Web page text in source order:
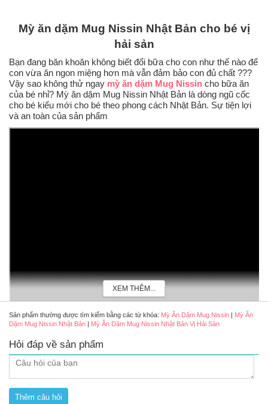
Mỳ ăn dặm Mug Nissin Nhật Bản cho bé vị
hải sản
Bạn đang băn khoăn không biết đổi bữa cho con như thế nào để
con vừa ăn ngon miệng hơn mà vẫn đảm bảo con đủ chất ???
Vậy sao không thử ngay mỳ ăn dặm Mug Nissin cho bữa ăn
của bé nhỉ? Mỳ ăn dặm Mug Nissin Nhật Bản là dòng ngũ cốc
cho bé kiểu mới cho bé theo phong cách Nhật Bản. Sự tiện lợi
và an toàn của sản phẩm
Dòng mỳ ăn liên cho bé được sản xuất từ Nhật Bản được các mẹ
Mì ăn liền Mug Nissin cực kỳ thơm ngon được các mẹ
tin dùng
XEM THÊM...
Sản phẩm thường được tìm kiếm bằng các từ khóa: Mỳ Ăn Dặm Mug Nissin | Mỳ Ăn
Dặm Mug Nissin Nhật Bản | Mỳ Ăn Dặm Mug Nissin Nhật Bản Vị Hải Sản
Hỏi đáp về sản phẩm